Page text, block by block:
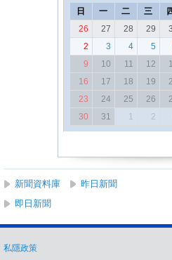
日 一 二 三
26
27 28 29
2
3 4 5
9
10 11 12
16
17 18 19
23
24 25 26
30
31 1 2
新聞資料庫 昨日新聞
即日新聞
私隱政策